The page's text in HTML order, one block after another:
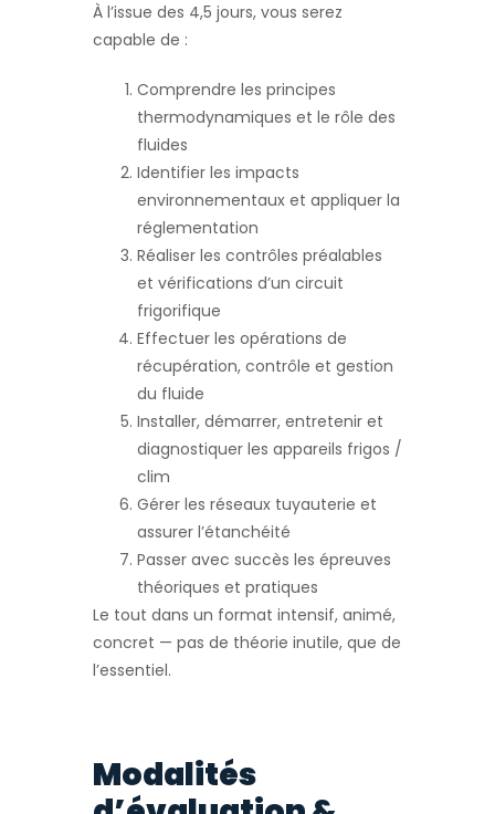
À l’issue des 4,5 jours, vous serez
capable de :
Comprendre les principes
thermodynamiques et le rôle des
fluides
Identifier les impacts
environnementaux et appliquer la
réglementation
Réaliser les contrôles préalables
et vérifications d’un circuit
frigorifique
Effectuer les opérations de
récupération, contrôle et gestion
du fluide
Installer, démarrer, entretenir et
diagnostiquer les appareils frigos /
clim
Gérer les réseaux tuyauterie et
assurer l’étanchéité
Passer avec succès les épreuves
théoriques et pratiques
Le tout dans un format intensif, animé,
concret — pas de théorie inutile, que de
l’essentiel.
Modalités